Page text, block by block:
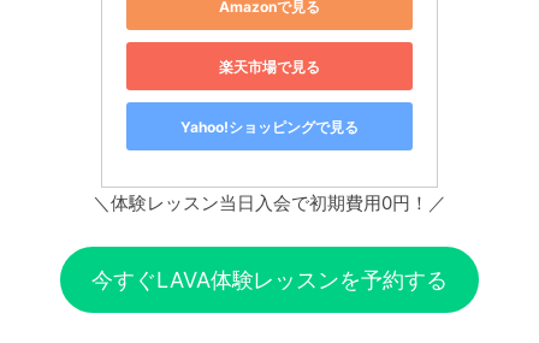
Amazonで見る
楽天市場で見る
Yahoo!ショッピングで見る
＼体験レッスン当日入会で初期費用0円！／
今すぐLAVA体験レッスンを予約する